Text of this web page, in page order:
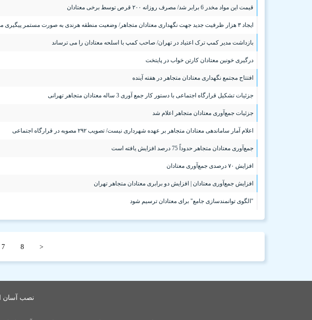
قیمت این مواد مخدر 6 برابر شد/ مصرف روزانه ۲۰۰ قرص توسط برخی معتادان
ایجاد ۳ هزار ظرفیت جدید جهت نگهداری معتادان متجاهر/ وضعیت منطقه هرندی به صورت مستمر پیگیری می شود
بازداشت مدیر کمپ ترک اعتیاد در تهران/ صاحب کمپ با اسلحه معتادان را می ترساند
درگیری خونین معتادان کارتن خواب در پایتخت
افتتاح مجتمع نگهداری معتادان متجاهر در هفته آینده
جزئیات تشکیل قرارگاه اجتماعی با دستور کار جمع آوری 3 ساله معتادان متجاهر تهرانی
جزئیات جمع‌آوری معتادان متجاهر اعلام شد
اعلام آمار ساماندهی معتادان متجاهر بر عهده شهرداری نیست/ تصویب ۲۹۲ مصوبه در قرارگاه اجتماعی
جمع‌آوری معتادان متجاهر حدوداً 75 درصد افزایش یافته است
افزایش ۷۰ درصدی جمع‌آوری معتادان
افزایش جمع‌آوری معتادان | افزایش دو برابری معتادان متجاهر تهران
"الگوی توانمندسازی جامع" برای معتادان ترسیم شود
7 8 <
نصب آسان